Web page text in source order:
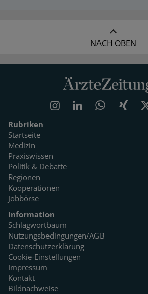
NACH OBEN
Rubriken
Startseite
Medizin
Praxiswissen
Politik & Debatte
Regionen
Kooperationen
Jobbörse
Information
Schlagwortbaum
Nutzungsbedingungen/AGB
Datenschutzerklärung
Cookie-Einstellungen
Impressum
Kontakt
Bildnachweise